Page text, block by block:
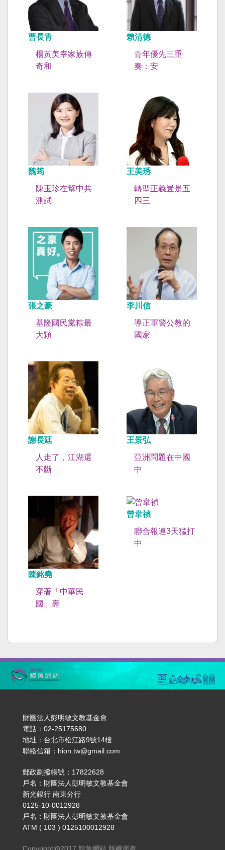
曹長青
楊黃美幸家族傳
奇和
賴清德
青年優先三重
奏：安
魏筠
陳玉珍在幫中共
測試
王美琇
轉型正義豈是五
四三
張之豪
基隆國民黨粽最
大顆
李川信
導正軍警公教的
國家
謝長廷
人走了，江湖還
不斷
王景弘
亞洲問題在中國
中
陳銘堯
穿著「中華民
國」壽
曾韋禎
聯合報連3天猛打
中
財團法人彭明敏文教基金會
電話：02-25175680
地址：台北市松江路9號14樓
聯絡信箱：hion.tw@gmail.com
郵政劃撥帳號：17822628
戶名：財團法人彭明敏文教基金會
新光銀行 南東分行
0125-10-0012928
戶名：財團法人彭明敏文教基金會
ATM ( 103 ) 0125100012928